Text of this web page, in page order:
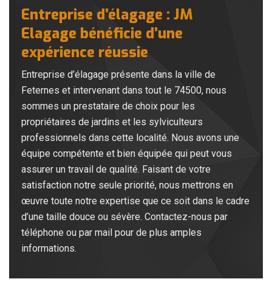
Entreprise d’élagage : JM
Elagage bénéficie d’une
expérience réussie
Entreprise d’élagage présente dans la ville de
Feternes et intervenant dans tout le 74500, nous
sommes un prestataire de choix pour les
propriétaires de jardins et les sylviculteurs
professionnels dans cette localité. Nous avons une
équipe compétente et bien équipée qui peut vous
assurer un travail de qualité. Faisant de votre
satisfaction notre seule priorité, nous mettrons en
œuvre toute notre expertise que ce soit dans le cadre
d’une taille douce ou sévère. Contactez-nous par
téléphone ou par mail pour de plus amples
informations.